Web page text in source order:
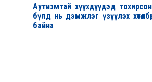
Аутизмтай хүүхдүүдэд
бүлд нь дэмжлэг үзүүлэх
байна